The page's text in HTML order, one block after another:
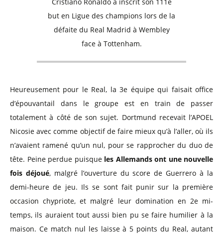
but en Ligue des champions lors de la
défaite du Real Madrid à Wembley
face à Tottenham.
Heureusement pour le Real, la 3e équipe qui faisait office
d’épouvantail dans le groupe est en train de passer
totalement à côté de son sujet. Dortmund recevait l’APOEL
Nicosie avec comme objectif de faire mieux qu’à l’aller, où ils
n’avaient ramené qu’un nul, pour se rapprocher du duo de
tête. Peine perdue puisque les Allemands ont une nouvelle
fois déjoué, malgré l’ouverture du score de Guerrero à la
demi-heure de jeu. Ils se sont fait punir sur la première
occasion chypriote, et malgré leur domination en 2e mi-
temps, ils auraient tout aussi bien pu se faire humilier à la
maison. Ce match nul les laisse à 5 points du Real, autant